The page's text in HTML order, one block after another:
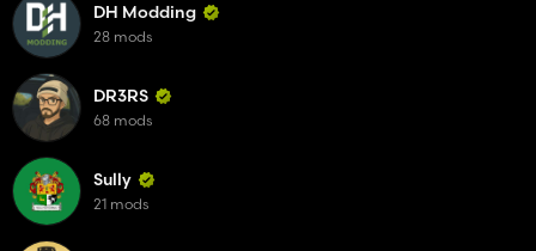
DH Modding
28 mods
DR3RS
68 mods
Sully
21 mods